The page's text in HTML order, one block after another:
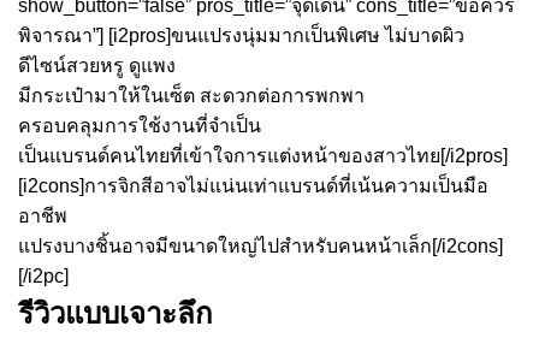
show_button=”false” pros_title=”จุดเด่น” cons_title=”ข้อควร
พิจารณา”] [i2pros]ขนแปรงนุ่มมากเป็นพิเศษ ไม่บาดผิว
ดีไซน์สวยหรู ดูแพง
มีกระเป๋ามาให้ในเซ็ต สะดวกต่อการพกพา
ครอบคลุมการใช้งานที่จำเป็น
เป็นแบรนด์คนไทยที่เข้าใจการแต่งหน้าของสาวไทย[/i2pros]
[i2cons]การจิกสีอาจไม่แน่นเท่าแบรนด์ที่เน้นความเป็นมือ
อาชีพ
แปรงบางชิ้นอาจมีขนาดใหญ่ไปสำหรับคนหน้าเล็ก[/i2cons]
[/i2pc]
รีวิวแบบเจาะลึก